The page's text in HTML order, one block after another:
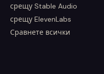
срещу Stable Audio
срещу ElevenLabs
Сравнете всички